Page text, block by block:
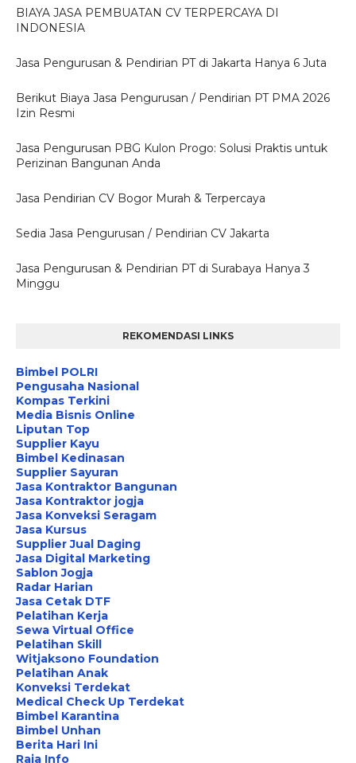
BIAYA JASA PEMBUATAN CV TERPERCAYA DI
INDONESIA
Jasa Pengurusan & Pendirian PT di Jakarta Hanya 6 Juta
Berikut Biaya Jasa Pengurusan / Pendirian PT PMA 2026
Izin Resmi
Jasa Pengurusan PBG Kulon Progo: Solusi Praktis untuk
Perizinan Bangunan Anda
Jasa Pendirian CV Bogor Murah & Terpercaya
Sedia Jasa Pengurusan / Pendirian CV Jakarta
Jasa Pengurusan & Pendirian PT di Surabaya Hanya 3
Minggu
REKOMENDASI LINKS
Bimbel POLRI
Pengusaha Nasional
Kompas Terkini
Media Bisnis Online
Liputan Top
Supplier Kayu
Bimbel Kedinasan
Supplier Sayuran
Jasa Kontraktor Bangunan
Jasa Kontraktor jogja
Jasa Konveksi Seragam
Jasa Kursus
Supplier Jual Daging
Jasa Digital Marketing
Sablon Jogja
Radar Harian
Jasa Cetak DTF
Pelatihan Kerja
Sewa Virtual Office
Pelatihan Skill
Witjaksono Foundation
Pelatihan Anak
Konveksi Terdekat
Medical Check Up Terdekat
Bimbel Karantina
Bimbel Unhan
Berita Hari Ini
Raja Info